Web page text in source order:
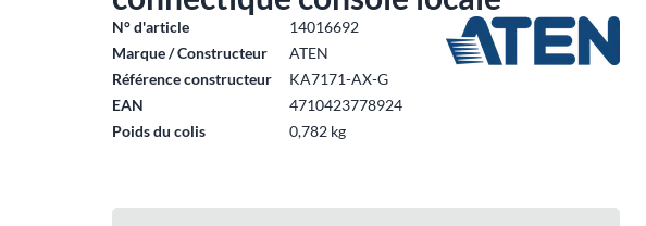
N° d'article
14016692
Marque / Constructeur
ATEN
Référence constructeur
KA7171-AX-G
EAN
4710423778924
Poids du colis
0,782 kg